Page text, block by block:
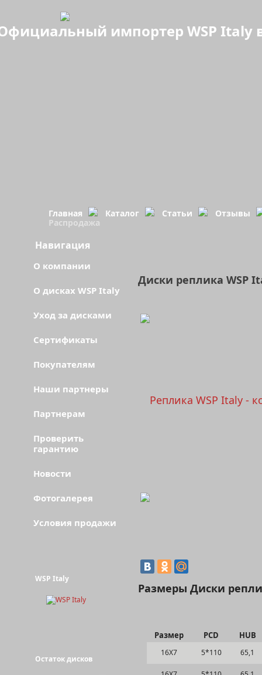
импортер WSP Italy
Главная Каталог Статьи
Отзывы
Распродажа
Диски реплика WSP
Размеры Диски
Размер PCD HUB
16Х7 5*110 65,1
Навигация
О компании
О дисках WSP Italy
Уход за дисками
Сертификаты
Покупателям
Наши партнеры
Партнерам
Проверить
гарантию
Новости
Фотогалерея
Условия продажи
WSP Italy
Остаток дисков